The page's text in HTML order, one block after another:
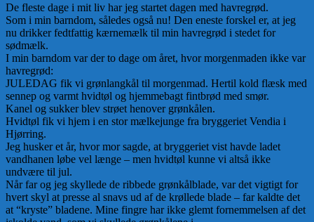
De fleste dage i mit liv har jeg startet dagen med havregrød.
Som i min barndom, således også nu! Den eneste forskel er, at jeg
nu drikker fedtfattig kærnemælk til min havregrød i stedet for
sødmælk.
I min barndom var der to dage om året, hvor morgenmaden ikke var
havregrød:
JULEDAG fik vi grønlangkål til morgenmad. Hertil kold flæsk med
sennep og varmt hvidtøl og hjemmebagt fintbrød med smør.
Kanel og sukker blev strøet henover grønkålen.
Hvidtøl fik vi hjem i en stor mælkejunge fra bryggeriet Vendia i
Hjørring.
Jeg husker et år, hvor mor sagde, at bryggeriet vist havde ladet
vandhanen løbe vel længe – men hvidtøl kunne vi altså ikke
undvære til jul.
Når far og jeg skyllede de ribbede grønkålblade, var det vigtigt for
hvert skyl at presse al snavs ud af de krøllede blade – far kaldte det
at “kryste” bladene. Mine fingre har ikke glemt fornemmelsen af det